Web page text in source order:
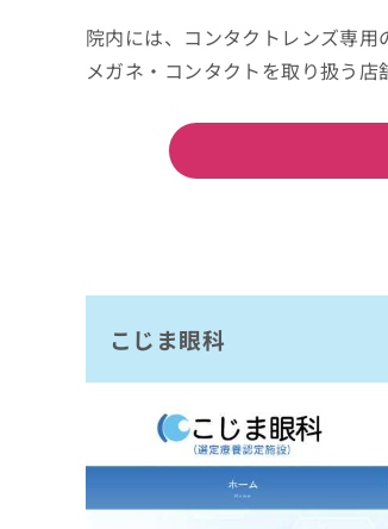
院内には、コンタクトレンズ専用
メガネ・コンタクトを取り扱う
こじま眼科